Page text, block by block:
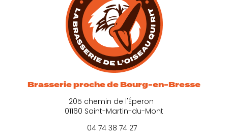
Brasserie proche de Bourg-en-Bresse
205 chemin de l'Éperon
01160 Saint-Martin-du-Mont
04 74 38 74 27